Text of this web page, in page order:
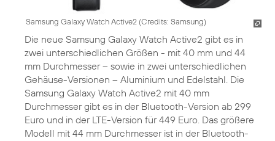
Samsung Galaxy Watch Active2 (Credits: Samsung)
Die neue Samsung Galaxy Watch Active2 gibt es in
zwei unterschiedlichen Größen - mit 40 mm und 44
mm Durchmesser – sowie in zwei unterschiedlichen
Gehäuse-Versionen – Aluminium und Edelstahl. Die
Samsung Galaxy Watch Active2 mit 40 mm
Durchmesser gibt es in der Bluetooth-Version ab 299
Euro und in der LTE-Version für 449 Euro. Das größere
Modell mit 44 mm Durchmesser ist in der Bluetooth-